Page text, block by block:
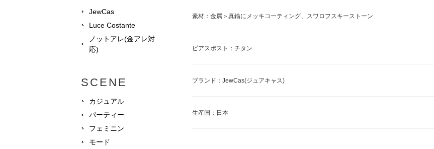
素材：金属＞真鍮にメッキコーティング、スワロフスキーストーン
ピアスポスト：チタン
ブランド：JewCas(ジュアキャス)
生産国：日本
JewCas
Luce Costante
ノットアレ(金アレ対
応)
SCENE
カジュアル
パーティー
フェミニン
モード